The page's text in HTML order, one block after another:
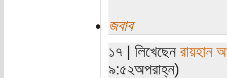
জবাব
১৭ | লিখেছেন রায়হান
৯:৫২অপরাহ্ন)